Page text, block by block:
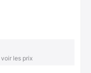
les prix